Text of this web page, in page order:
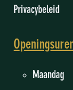
Privacybeleid